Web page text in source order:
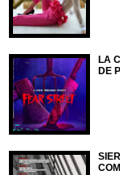
LA
DE